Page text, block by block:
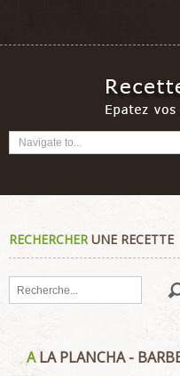
RECHERCHERUNE RECETTE
Rechercher
ALA PLANCHA -